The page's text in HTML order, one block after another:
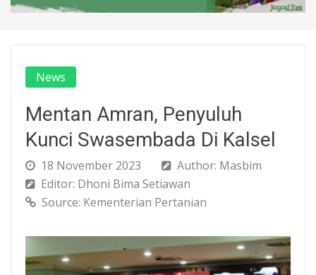
News
Mentan Amran, Penyuluh
Kunci Swasembada Di Kalsel
18 November 2023
Author: Masbim
Editor: Dhoni Bima Setiawan
Source: Kementerian Pertanian